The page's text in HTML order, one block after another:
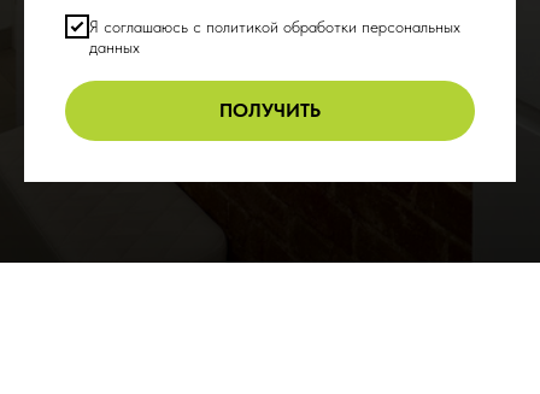
Я соглашаюсь с политикой обработки персональных
данных
ПОЛУЧИТЬ